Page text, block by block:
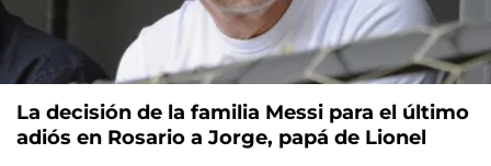
La decisión de la familia Messi para el último
adiós en Rosario a Jorge, papá de Lionel